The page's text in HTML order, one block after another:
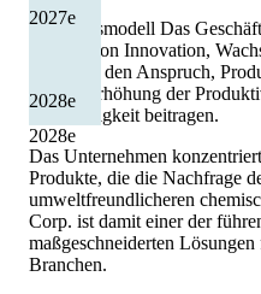
2028e
2027e
2028e
Geschäftsmodell Das
geprägt von Innovation,
Corp. hat den Anspruch,
die zur Erhöhung der
Nachhaltigkeit beitragen.
Das Unternehmen
Produkte, die die Nachfrage
umweltfreundlicheren
Corp. ist damit einer der
maßgeschneiderten
Branchen.